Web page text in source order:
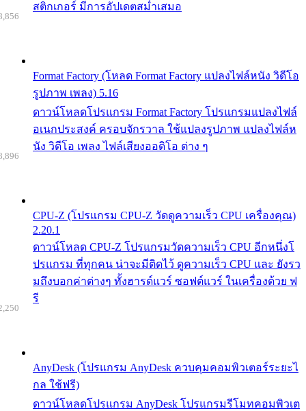
สติกเกอร์ มีการอัปเดตสม่ำเสมอ
Format Factory (โหลด Format Factory แปลงไฟล์หนัง วิดีโอ
รูปภาพ เพลง) 5.16
ดาวน์โหลดโปรแกรม Format Factory โปรแกรมแปลงไฟล์
อเนกประสงค์ ครอบจักรวาล ใช้แปลงรูปภาพ แปลงไฟล์ห
นัง วิดีโอ เพลง ไฟล์เสียงออดิโอ ต่าง ๆ
CPU-Z (โปรแกรม CPU-Z วัดดูความเร็ว CPU เครื่องคุณ)
2.20.1
ดาวน์โหลด CPU-Z โปรแกรมวัดความเร็ว CPU อีกหนึ่งโ
ปรแกรม ที่ทุกคน น่าจะมีติดไว้ ดูความเร็ว CPU และ ยังรว
มถึงบอกค่าต่างๆ ทั้งฮารด์แวร์ ซอฟต์แวร์ ในเครื่องด้วย ฟ
รี
AnyDesk (โปรแกรม AnyDesk ควบคุมคอมพิวเตอร์ระยะไ
กล ใช้ฟรี)
ดาวน์โหลดโปรแกรม AnyDesk โปรแกรมรีโมทคอมพิวเต